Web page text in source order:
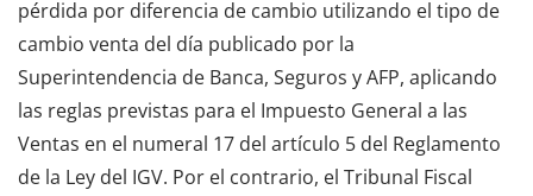
pérdida por diferencia de cambio utilizando el tipo de
cambio venta del día publicado por la
Superintendencia de Banca, Seguros y AFP, aplicando
las reglas previstas para el Impuesto General a las
Ventas en el numeral 17 del artículo 5 del Reglamento
de la Ley del IGV. Por el contrario, el Tribunal Fiscal